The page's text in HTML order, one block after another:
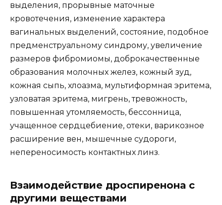
выделения, прорывные маточные
кровотечения, изменение характера
вагинальных выделений, состояние, подобное
предменструальному синдрому, увеличение
размеров фибромиомы, доброкачественные
образования молочных желез, кожный зуд,
кожная сыпь, хлоазма, мультиформная эритема,
узловатая эритема, мигрень, тревожность,
повышенная утомляемость, бессонница,
учащенное сердцебиение, отеки, варикозное
расширение вен, мышечные судороги,
непереносимость контактных линз.
Взаимодействие дроспиренона с
другими веществами